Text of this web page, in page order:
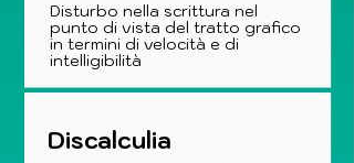
Disturbo nella scrittura nel
punto di vista del tratto grafico
in termini di velocità e di
intelligibilità
Discalculia